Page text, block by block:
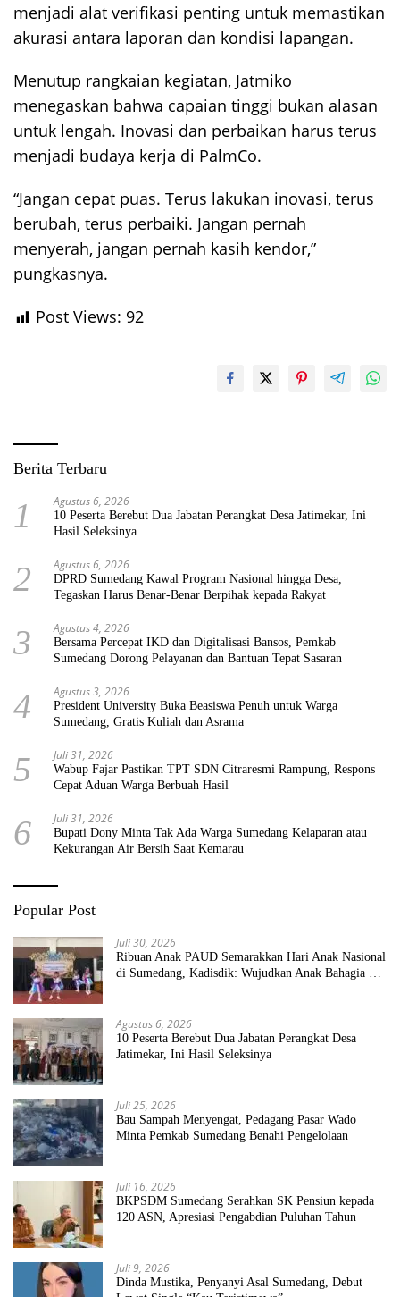
menjadi alat verifikasi penting untuk memastikan
akurasi antara laporan dan kondisi lapangan.
Menutup rangkaian kegiatan, Jatmiko
menegaskan bahwa capaian tinggi bukan alasan
untuk lengah. Inovasi dan perbaikan harus terus
menjadi budaya kerja di PalmCo.
“Jangan cepat puas. Terus lakukan inovasi, terus
berubah, terus perbaiki. Jangan pernah
menyerah, jangan pernah kasih kendor,”
pungkasnya.
Post Views: 92
Berita Terbaru
1 Agustus 6, 2026
10 Peserta Berebut Dua Jabatan Perangkat Desa Jatimekar, Ini
Hasil Seleksinya
2 Agustus 6, 2026
DPRD Sumedang Kawal Program Nasional hingga Desa,
Tegaskan Harus Benar-Benar Berpihak kepada Rakyat
3 Agustus 4, 2026
Bersama Percepat IKD dan Digitalisasi Bansos, Pemkab
Sumedang Dorong Pelayanan dan Bantuan Tepat Sasaran
4 Agustus 3, 2026
President University Buka Beasiswa Penuh untuk Warga
Sumedang, Gratis Kuliah dan Asrama
5 Juli 31, 2026
Wabup Fajar Pastikan TPT SDN Citraresmi Rampung, Respons
Cepat Aduan Warga Berbuah Hasil
6 Juli 31, 2026
Bupati Dony Minta Tak Ada Warga Sumedang Kelaparan atau
Kekurangan Air Bersih Saat Kemarau
Popular Post
Juli 30, 2026
Ribuan Anak PAUD Semarakkan Hari Anak Nasional
di Sumedang, Kadisdik: Wujudkan Anak Bahagia dan
Agustus 6, 2026
10 Peserta Berebut Dua Jabatan Perangkat Desa
Jatimekar, Ini Hasil Seleksinya
Juli 25, 2026
Bau Sampah Menyengat, Pedagang Pasar Wado
Minta Pemkab Sumedang Benahi Pengelolaan
Juli 16, 2026
BKPSDM Sumedang Serahkan SK Pensiun kepada
120 ASN, Apresiasi Pengabdian Puluhan Tahun
Juli 9, 2026
Dinda Mustika, Penyanyi Asal Sumedang, Debut